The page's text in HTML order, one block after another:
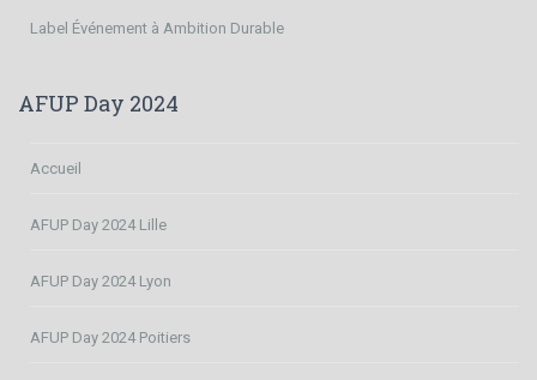
Label Événement à Ambition Durable
AFUP Day 2024
Accueil
AFUP Day 2024 Lille
AFUP Day 2024 Lyon
AFUP Day 2024 Poitiers